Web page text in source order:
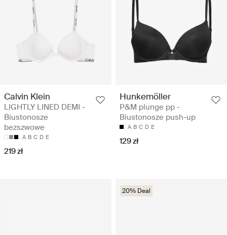
Calvin Klein
LIGHTLY LINED DEMI -
Biustonosze
bezszwowe
A B C D E
219 zł
Hunkemöller
P&M plunge pp -
Biustonosze push-up
A B C D E
129 zł
20% Deal